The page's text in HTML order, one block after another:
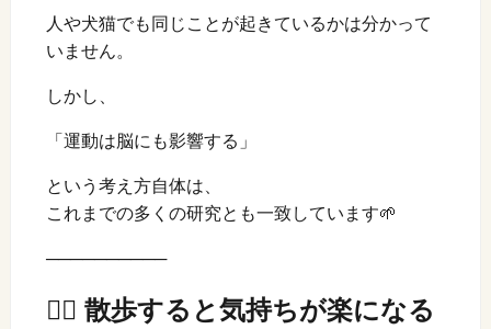
人や犬猫でも同じことが起きているかは分かって
いません。
しかし、
「運動は脳にも影響する」
という考え方自体は、
これまでの多くの研究とも一致しています🌱
──────────
🚶‍♀️ 散歩すると気持ちが楽になる